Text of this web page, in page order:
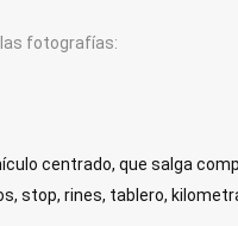
fotografías
centrado, que salga
stop, rines, tablero,